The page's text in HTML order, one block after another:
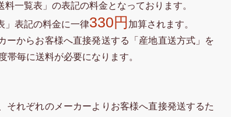
一覧表」の表記の料金となっております。
」表記の料金に一律330円 加算されます。
からお客様へ直接発送する「産地直送方式」を
毎に送料が必要になります。
それぞれのメーカーよりお客様へ直接発送するた